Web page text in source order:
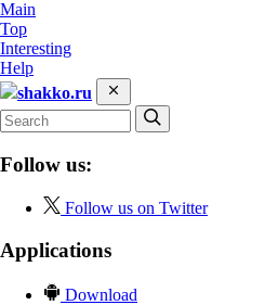
Main
Top
Interesting
Help
shakko.ru
Follow us:
Follow us on Twitter
Applications
Download